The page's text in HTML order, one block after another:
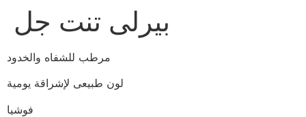
بيرلى تنت جل
مرطب للشفاه والخدود
لون طبيعى لإشراقة يومية
فوشيا